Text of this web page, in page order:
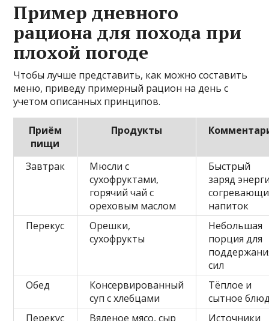
Пример дневного
рациона для похода при
плохой погоде
Чтобы лучше представить, как можно составить
меню, приведу примерный рацион на день с
учетом описанных принципов.
Приём
пищи
Продукты
Завтрак
Мюсли с
сухофруктами,
горячий чай с
ореховым маслом
Быстрый
заряд
напиток
Перекус
Орешки,
сухофрукты
Небольшая
порция для
сил
Обед
Консервированный
суп с хлебцами
Тёплое и
сытное
Перекус
Вяленое мясо, сыр Источники